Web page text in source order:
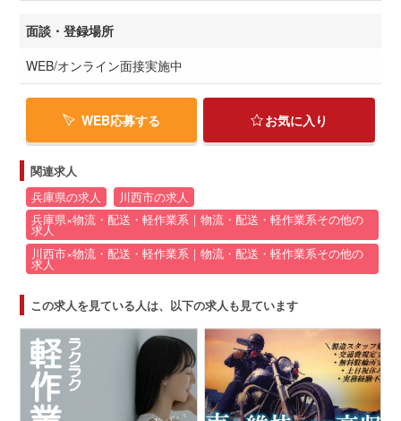
面談・登録場所
WEB/オンライン面接実施中
WEB応募する お気に入り
関連求人
兵庫県の求人
川西市の求人
兵庫県×物流・配送・軽作業系｜物流・配送・軽作業系その他の
求人
川西市×物流・配送・軽作業系｜物流・配送・軽作業系その他の
求人
この求人を見ている人は、以下の求人も見ています